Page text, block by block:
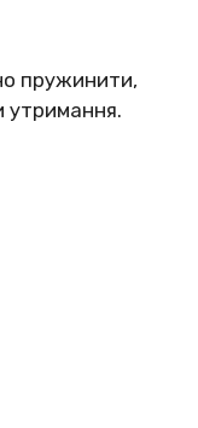
пружинити,
утримання.